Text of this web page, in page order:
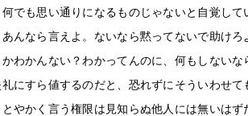
でも思い通りになるものじゃないと自覚し
んなら言えよ。ないなら黙ってないで助け
わかんない？わかってんのに、何もしない
にすら値するのだと、恐れずにそういわせ
やかく言う権限は見知らぬ他人には無いは